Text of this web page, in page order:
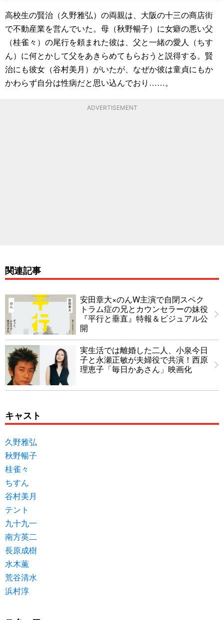
高校生の賢治（久野雅弘）の両親は、大阪の十三の商店街
で不動産業を営んでいた。母（秋野暢子）に女癖の悪い父
（桂雀々）の尾行を頼まれた彼は、父と一緒の愛人（ちす
ん）に何とかして父をあきらめてもらおうと説得する。賢
治にも彼女（谷村美月）がいたが、なぜか彼は童貞にもか
かわらず自分は性病だと思い込んでおり……。
ADVERTISEMENT
関連記事
安田章大×のんW主演で自閉スペク
トラム症の兄とカウンセラーの妹役
『平行と垂直』特報＆ビジュアル公
開
実生活では離婚した二人、小泉今日
子と永瀬正敏が夫婦役で共演！西原
理恵子「毎日かあさん」映画化
キャスト
久野雅弘
秋野暢子
桂雀々
ちすん
谷村美月
テント
九十九一
南方英二
長原成樹
水木薫
荒谷清水
浜村淳